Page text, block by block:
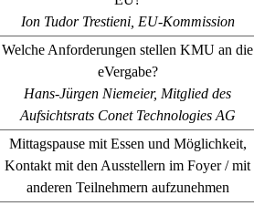
Ion Tudor Trestieni, EU-Kommission
Welche Anforderungen stellen KMU an die
eVergabe?
Hans-Jürgen Niemeier, Mitglied des
Aufsichtsrats Conet Technologies AG
Mittagspause mit Essen und Möglichkeit,
Kontakt mit den Ausstellern im Foyer / mit
anderen Teilnehmern aufzunehmen